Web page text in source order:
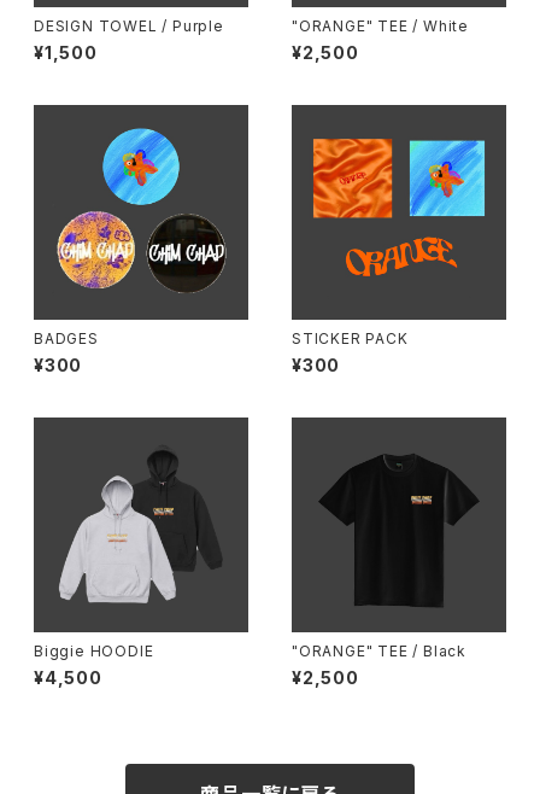
DESIGN TOWEL / Purple
¥1,500
"ORANGE" TEE / White
¥2,500
BADGES
¥300
STICKER PACK
¥300
Biggie HOODIE
¥4,500
"ORANGE" TEE / Black
¥2,500